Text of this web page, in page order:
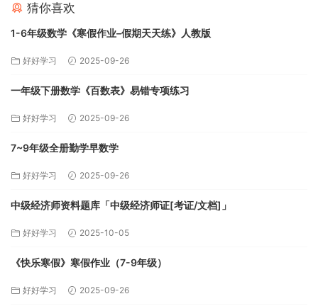
猜你喜欢
1-6年级数学《寒假作业–假期天天练》人教版
好好学习 2025-09-26
一年级下册数学《百数表》易错专项练习
好好学习 2025-09-26
7~9年级全册勤学早数学
好好学习 2025-09-26
中级经济师资料题库「中级经济师证[考证/文档]」
好好学习 2025-10-05
《快乐寒假》寒假作业（7-9年级）
好好学习 2025-09-26